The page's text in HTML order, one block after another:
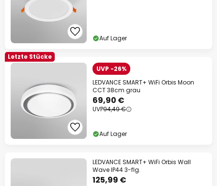
Auf Lager
Letzte Stücke
UVP -26%
LEDVANCE SMART+ WiFi Orbis Moon
CCT 38cm grau
69,90 €
UVP94,49 €
Auf Lager
LEDVANCE SMART+ WiFi Orbis Wall
Wave IP44 3-flg.
125,99 €